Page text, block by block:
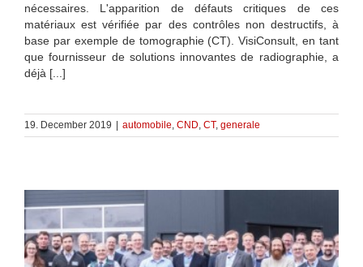
nécessaires. L'apparition de défauts critiques de ces
matériaux est vérifiée par des contrôles non destructifs, à
base par exemple de tomographie (CT). VisiConsult, en tant
que fournisseur de solutions innovantes de radiographie, a
déjà [...]
19. December 2019 automobile, CND, CT, generale